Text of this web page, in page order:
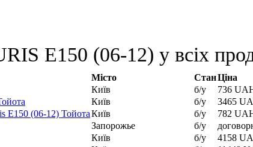
E150 (06-12) у всіх
Місто СтанЦіна
Київ б/у
736
Київ б/у
3465
E150 (06-12) ТойотаКиїв б/у
782
Запорожье б/у
Київ б/у
4158